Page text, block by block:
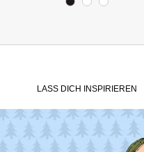
LASS DICH INSPIRIEREN